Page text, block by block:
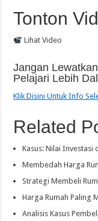
Tonton
Lihat Video
Jangan
Pelajari Lebih
Klik Disini Untuk Info
Related
Kasus: Nilai Investasi
Membedah Harga
Strategi Membeli
Harga Rumah Paling
Analisis Kasus